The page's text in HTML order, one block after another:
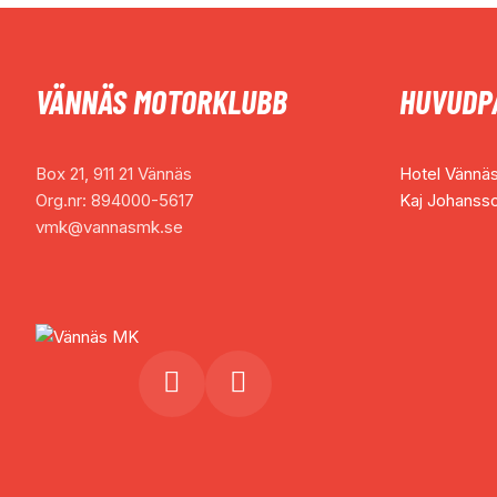
VÄNNÄS MOTORKLUBB
Box 21, 911 21 Vännäs
Org.nr: 894000-5617
vmk@vannasmk.se
Hotel
Kaj